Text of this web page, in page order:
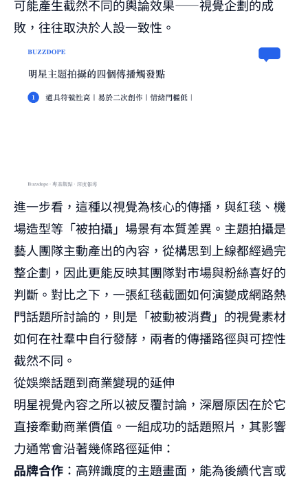
可能產生截然不同的輿論效果——視覺企劃的成
敗，往往取決於人設一致性。
進一步看，這種以視覺為核心的傳播，與紅毯、機
場造型等「被拍攝」場景有本質差異。主題拍攝是
藝人團隊主動產出的內容，從構思到上線都經過完
整企劃，因此更能反映其團隊對市場與粉絲喜好的
判斷。對比之下， 一張紅毯截圖如何演變成網路熱
門話題所討論的，則是「被動被消費」的視覺素材
如何在社羣中自行發酵，兩者的傳播路徑與可控性
截然不同。
從娛樂話題到商業變現的延伸
明星視覺內容之所以被反覆討論，深層原因在於它
直接牽動商業價值。一組成功的話題照片，其影響
力通常會沿著幾條路徑延伸：
品牌合作 ：高辨識度的主題畫面，能為後續代言或